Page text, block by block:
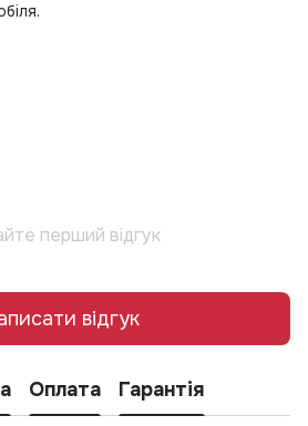
перший відгук
відгук
Оплата Гарантія